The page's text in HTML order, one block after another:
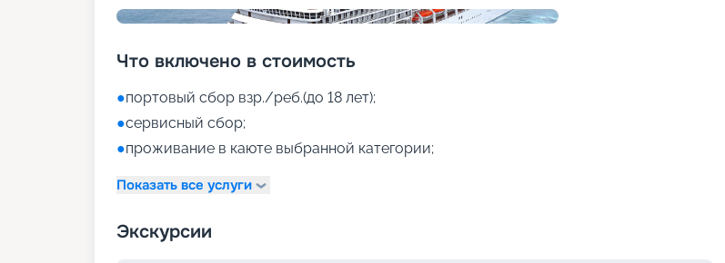
Что включено в стоимость
●портовый сбор взр./реб.(до 18 лет);
●сервисный сбор;
●проживание в каюте выбранной категории;
Показать все услуги
Экскурсии